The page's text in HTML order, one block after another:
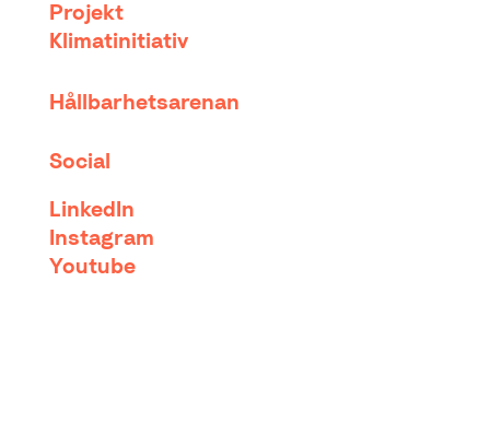
Projekt
Klimatinitiativ
Hållbarhetsarenan
Social
LinkedIn
Instagram
Youtube